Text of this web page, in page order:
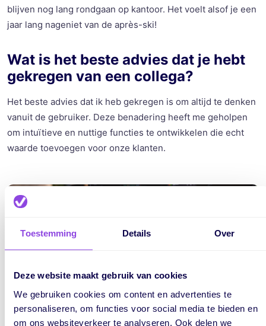
Toestemming Details Over
Deze website maakt gebruik van cookies
We gebruiken cookies om content en advertenties te
personaliseren, om functies voor social media te bieden en
om ons websiteverkeer te analyseren. Ook delen we
blijven nog lang rondgaan op kantoor. Het voelt alsof je een
jaar lang nageniet van de après-ski!
Wat is het beste advies dat je hebt
gekregen van een collega?
Het beste advies dat ik heb gekregen is om altijd te denken
vanuit de gebruiker. Deze benadering heeft me geholpen
om intuïtieve en nuttige functies te ontwikkelen die echt
waarde toevoegen voor onze klanten.